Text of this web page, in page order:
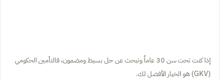
إذا كنت تحت سن 30 عاماً وتبحث عن حل بسيط ومضمون، فالتأمين الحكومي
(GKV) هو الخيار الأفضل لك.